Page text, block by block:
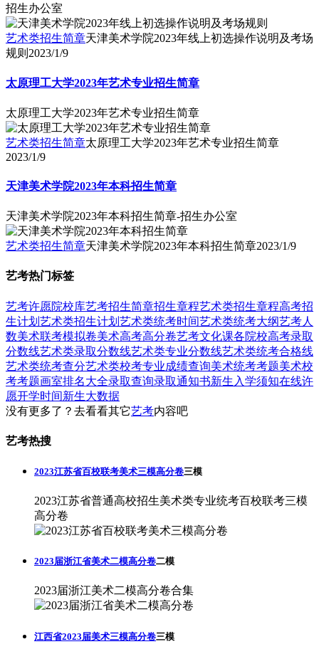
招生办公室
艺术类招生简章天津美术学院2023年线上初选操作说明及考场
规则 2023/1/9
太原理工大学2023年艺术专业招生简章
太原理工大学2023年艺术专业招生简章
艺术类招生简章太原理工大学2023年艺术专业招生简章
2023/1/9
天津美术学院2023年本科招生简章
天津美术学院2023年本科招生简章-招生办公室
艺术类招生简章天津美术学院2023年本科招生简章2023/1/9
艺考热门标签
艺考许愿院校库艺考招生简章招生章程艺术类招生章程高考招
生计划 艺术类招生计划 艺术类统考时间艺术类统考大纲艺考人
数美术联考模拟卷美术高考高分卷艺考文化课各院校高考录取
分数线艺术类录取分数线艺术类专业分数线艺术类统考合格线
艺术类统考查分艺术类校考专业成绩查询美术统考考题美术校
考考题画室排名大全录取查询录取通知书新生入学须知在线许
愿开学时间新生大数据
没有更多了？去看看其它艺考内容吧
艺考热搜
2023江苏省百校联考美术三模高分卷三模
2023江苏省普通高校招生美术类专业统考百校联考三模
高分卷
2023届浙江省美术二模高分卷二模
2023届浙江美术二模高分卷合集
江西省2023届美术三模高分卷三模